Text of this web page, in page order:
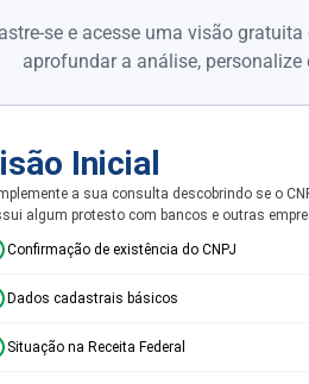
se e acesse uma visão
aprofundar a análise,
Inicial
a sua consulta descobrindo se o
algum protesto com bancos e outras
Confirmação de existência do CNPJ
Dados cadastrais básicos
Situação na Receita Federal